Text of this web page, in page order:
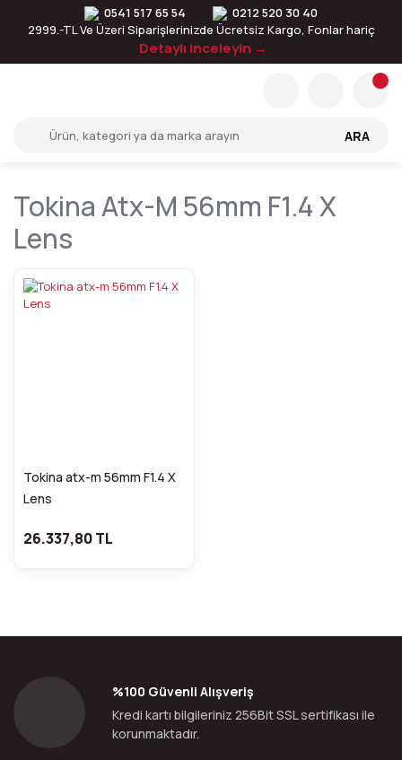
0541 517 65 54
0212 520 30 40
2999.-TL Ve Üzeri Siparişlerinizde Ücretsiz Kargo, Fonlar hariç
Detaylı inceleyin →
ARA
Tokina Atx-M 56mm F1.4 X
Lens
Tokina atx-m 56mm F1.4 X
Lens
26.337,80 TL
%100 Güvenli Alışveriş
Kredi kartı bilgileriniz 256Bit SSL sertifikası ile
korunmaktadır.